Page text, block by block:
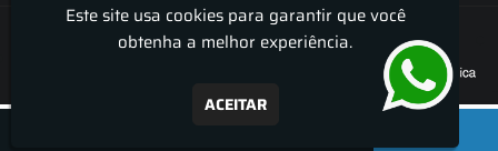
Roda do Chopp - Aluguel De Chopeira
Este site usa cookies para garantir que você
obtenha a melhor experiência.
ACEITAR